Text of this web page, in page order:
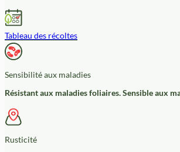
Tableau des récoltes
Sensibilité aux maladies
Résistant aux maladies foliaires. Sensible aux
Rusticité